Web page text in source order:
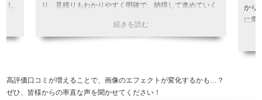
し
り、見積りもわかりやすく明確で、納得して進めていく
込までとにかく爆速かつ丁寧で、終始気持ちの良いお取
引でした。大事にしてきたゲームをBEEPさんにお任せ
引用元:ヒカカク
かり
に乗
高評価口コミが増えることで、画像のエフェクトが変化するかも…？
ぜひ、皆様からの率直な声を聞かせてください！